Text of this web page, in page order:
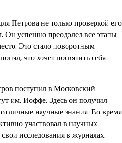
Петрова не только проверкой его
Он успешно преодолел все этапы
Это стало поворотным
что хочет посвятить себя
поступил в Московский
им. Иоффе. Здесь он получил
научные знания. Во время
участвовал в научных
исследования в журналах.